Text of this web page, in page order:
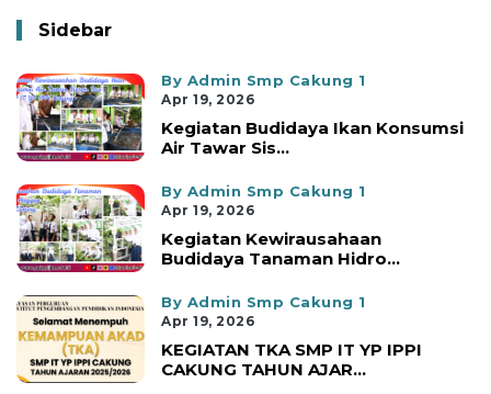
Sidebar
By Admin Smp Cakung 1
Apr 19, 2026
Kegiatan Budidaya Ikan Konsumsi
Air Tawar Sis...
By Admin Smp Cakung 1
Apr 19, 2026
Kegiatan Kewirausahaan
Budidaya Tanaman Hidro...
By Admin Smp Cakung 1
Apr 19, 2026
KEGIATAN TKA SMP IT YP IPPI
CAKUNG TAHUN AJAR...